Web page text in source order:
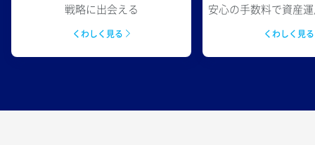
戦略に出会える
くわしく見る
安心の手数料で資産
くわしく見